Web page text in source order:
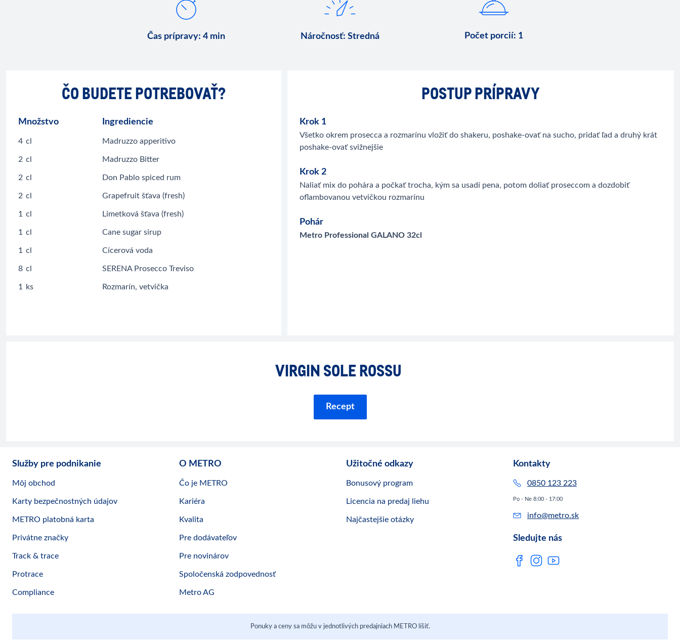
Čas prípravy:4 min Náročnosť: Stredná Počet porcií: 1
ČO BUDETE POTREBOVAŤ?
Množstvo Ingrediencie
4 cl Madruzzo apperitivo
2 cl Madruzzo Bitter
2 cl Don Pablo spiced rum
2 cl Grapefruit šťava (fresh)
1 cl Limetková šťava (fresh)
1 cl Cane sugar sirup
1 cl Cícerová voda
8 cl SERENA Prosecco Treviso
1 ks Rozmarín, vetvička
POSTUP PRÍPRAVY
Krok 1
Všetko okrem prosecca a rozmarínu vložiť do shakeru, poshake-ovať na sucho, pridať ľad a druhý krát
poshake-ovať svižnejšie
Krok 2
Naliať mix do pohára a počkať trocha, kým sa usadí pena, potom doliať proseccom a dozdobiť
oflambovanou vetvičkou rozmarínu
Pohár
Metro Professional GALANO 32cl
VIRGIN SOLE ROSSU
Recept
Služby pre podnikanie
Môj obchod
Karty bezpečnostných údajov
METRO platobná karta
Privátne značky
Track & trace
Protrace
Compliance
O METRO
Čo je METRO
Kariéra
Kvalita
Pre dodávateľov
Pre novinárov
Spoločenská zodpovednosť
Metro AG
Užitočné odkazy
Bonusový program
Licencia na predaj liehu
Najčastejšie otázky
Kontakty
0850 123 223
Po - Ne 8:00 - 17:00
info@metro.sk
Sledujte nás
Ponuky a ceny sa môžu v jednotlivých predajniach METRO líšiť.